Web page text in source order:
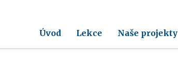
Úvod Lekce Naše projekty